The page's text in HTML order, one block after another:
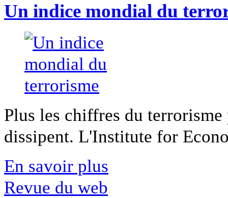
Un indice mondial du
Plus les chiffres du
dissipent. L'Institute for
En savoir plus
Revue du web